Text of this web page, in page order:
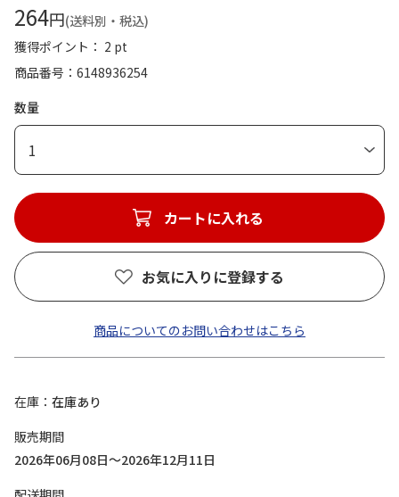
264円(送料別・税込)
獲得ポイント： 2 pt
商品番号
6148936254
数量
1
カートに入れる
お気に入りに登録する
商品についてのお問い合わせはこちら
在庫
在庫あり
販売期間
2026年06月08日～2026年12月11日